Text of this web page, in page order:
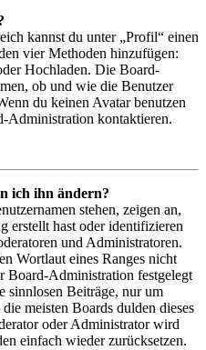
kannst du unter „Profil“ einen
vier Methoden hinzufügen:
Hochladen. Die Board-
ob und wie die Benutzer
du keinen Avatar benutzen
Administration kontaktieren.
ich ihn ändern?
stehen, zeigen an,
erstellt hast oder identifizieren
und Administratoren.
Wortlaut eines Ranges nicht
Board-Administration festgelegt
sinnlosen Beiträge, nur um
meisten Boards dulden dieses
oder Administrator wird
einfach wieder zurücksetzen.